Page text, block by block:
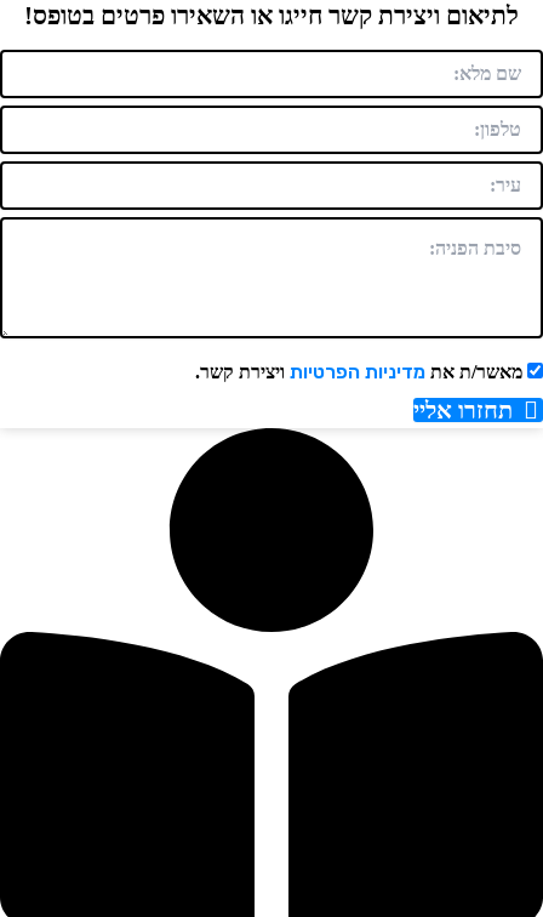
לתיאום ויצירת קשר חייגו או השאירו פרטים בטופס!
מאשר/ת אתמדיניות הפרטיותויצירת קשר.
תחזרו אליי